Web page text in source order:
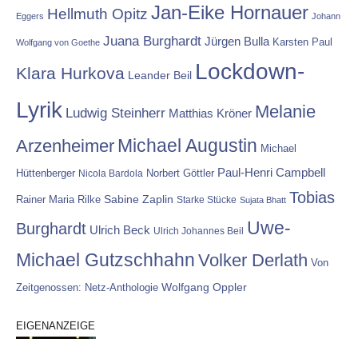
Eggers Hellmuth Opitz Jan-Eike Hornauer Johann
Wolfgang von Goethe Juana Burghardt Jürgen Bulla Karsten Paul
Klara Hurkova Leander Beil Lockdown-
Lyrik Ludwig Steinherr Matthias Kröner Melanie
Arzenheimer Michael Augustin Michael
Hüttenberger Nicola Bardola Norbert Göttler Paul-Henri Campbell
Rainer Maria Rilke Sabine Zaplin Starke Stücke Sujata Bhatt Tobias
Burghardt Ulrich Beck Ulrich Johannes Beil Uwe-
Michael Gutzschhahn Volker Derlath Von
Zeitgenossen: Netz-Anthologie Wolfgang Oppler
EIGENANZEIGE